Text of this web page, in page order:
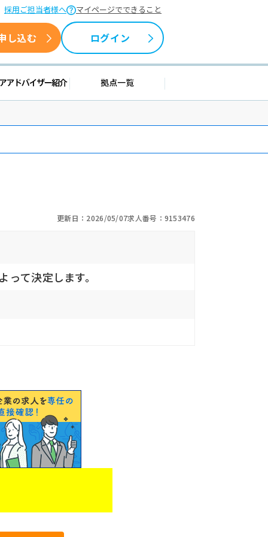
採用ご担当者様へ マイページでできること
し込む ログイン
情報 キャリアアドバイザー紹介拠点一覧
更新日：2026/05/07求人番号：9153476
て決定します。